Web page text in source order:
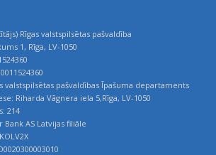
Rīgas valstspilsētas pašvaldība
1, Rīga, LV-1050
valstspilsētas pašvaldības Īpašuma departaments
Riharda Vāgnera iela 5,Rīga, LV-1050
214
Bank AS Latvijas filiāle